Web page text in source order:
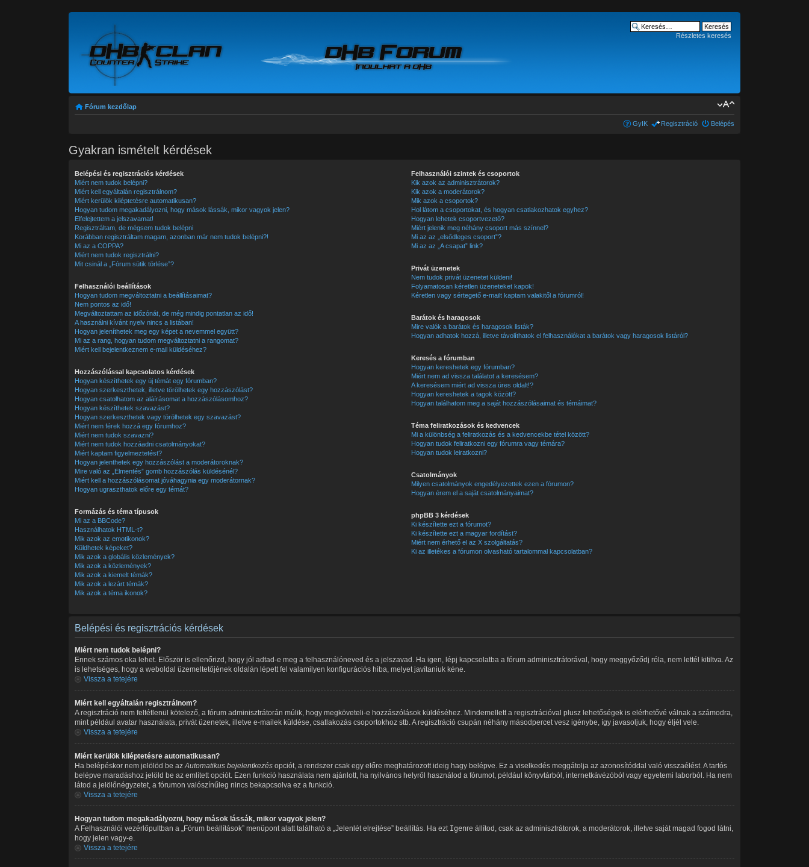
Részletes keresés
Fórum kezdőlap
GyIK Regisztráció Belépés
Gyakran ismételt kérdések
Belépési és regisztrációs kérdések
Miért nem tudok belépni?
Miért kell egyáltalán regisztrálnom?
Miért kerülök kiléptetésre automatikusan?
Hogyan tudom megakadályozni, hogy mások lássák, mikor vagyok jelen?
Elfelejtettem a jelszavamat!
Regisztráltam, de mégsem tudok belépni
Korábban regisztráltam magam, azonban már nem tudok belépni?!
Mi az a COPPA?
Miért nem tudok regisztrálni?
Mit csinál a „Fórum sütik törlése”?
Felhasználói beállítások
Hogyan tudom megváltoztatni a beállításaimat?
Nem pontos az idő!
Megváltoztattam az időzónát, de még mindig pontatlan az idő!
A használni kívánt nyelv nincs a listában!
Hogyan jeleníthetek meg egy képet a nevemmel együtt?
Mi az a rang, hogyan tudom megváltoztatni a rangomat?
Miért kell bejelentkeznem e-mail küldéséhez?
Hozzászólással kapcsolatos kérdések
Hogyan készíthetek egy új témát egy fórumban?
Hogyan szerkeszthetek, illetve törölhetek egy hozzászólást?
Hogyan csatolhatom az aláírásomat a hozzászólásomhoz?
Hogyan készíthetek szavazást?
Hogyan szerkeszthetek vagy törölhetek egy szavazást?
Miért nem férek hozzá egy fórumhoz?
Miért nem tudok szavazni?
Miért nem tudok hozzáadni csatolmányokat?
Miért kaptam figyelmeztetést?
Hogyan jelenthetek egy hozzászólást a moderátoroknak?
Mire való az „Elmentés” gomb hozzászólás küldésénél?
Miért kell a hozzászólásomat jóváhagynia egy moderátornak?
Hogyan ugraszthatok előre egy témát?
Formázás és téma típusok
Mi az a BBCode?
Használhatok HTML-t?
Mik azok az emotikonok?
Küldhetek képeket?
Mik azok a globális közlemények?
Mik azok a közlemények?
Mik azok a kiemelt témák?
Mik azok a lezárt témák?
Mik azok a téma ikonok?
Felhasználói szintek és csoportok
Kik azok az adminisztrátorok?
Kik azok a moderátorok?
Mik azok a csoportok?
Hol látom a csoportokat, és hogyan csatlakozhatok egyhez?
Hogyan lehetek csoportvezető?
Miért jelenik meg néhány csoport más színnel?
Mi az az „elsődleges csoport”?
Mi az az „A csapat” link?
Privát üzenetek
Nem tudok privát üzenetet küldeni!
Folyamatosan kéretlen üzeneteket kapok!
Kéretlen vagy sértegető e-mailt kaptam valakitől a fórumról!
Barátok és haragosok
Mire valók a barátok és haragosok listák?
Hogyan adhatok hozzá, illetve távolíthatok el felhasználókat a barátok vagy haragosok listáról?
Keresés a fórumban
Hogyan kereshetek egy fórumban?
Miért nem ad vissza találatot a keresésem?
A keresésem miért ad vissza üres oldalt!?
Hogyan kereshetek a tagok között?
Hogyan találhatom meg a saját hozzászólásaimat és témáimat?
Téma feliratkozások és kedvencek
Mi a különbség a feliratkozás és a kedvencekbe tétel között?
Hogyan tudok feliratkozni egy fórumra vagy témára?
Hogyan tudok leiratkozni?
Csatolmányok
Milyen csatolmányok engedélyezettek ezen a fórumon?
Hogyan érem el a saját csatolmányaimat?
phpBB 3 kérdések
Ki készítette ezt a fórumot?
Ki készítette ezt a magyar fordítást?
Miért nem érhető el az X szolgáltatás?
Ki az illetékes a fórumon olvasható tartalommal kapcsolatban?
Belépési és regisztrációs kérdések
Miért nem tudok belépni?
Ennek számos oka lehet. Először is ellenőrizd, hogy jól adtad-e meg a felhasználóneved és a jelszavad. Ha igen, lépj kapcsolatba a fórum adminisztrátorával, hogy meggyőződj róla, nem lettél kitiltva. Az
is lehetséges, hogy a weboldal üzemeltetőjének oldalán lépett fel valamilyen konfigurációs hiba, melyet javítaniuk kéne.
Vissza a tetejére
Miért kell egyáltalán regisztrálnom?
A regisztráció nem feltétlenül kötelező, a fórum adminisztrátorán múlik, hogy megköveteli-e hozzászólások küldéséhez. Mindemellett a regisztrációval plusz lehetőségek is elérhetővé válnak a számodra,
mint például avatar használata, privát üzenetek, illetve e-mailek küldése, csatlakozás csoportokhoz stb. A regisztráció csupán néhány másodpercet vesz igénybe, így javasoljuk, hogy éljél vele.
Vissza a tetejére
Miért kerülök kiléptetésre automatikusan?
Ha belépéskor nem jelölöd be azAutomatikus bejelentkezés opciót, a rendszer csak egy előre meghatározott ideig hagy belépve. Ez a viselkedés meggátolja az azonosítóddal való visszaélést. A tartós
belépve maradáshoz jelöld be az említett opciót. Ezen funkció használata nem ajánlott, ha nyilvános helyről használod a fórumot, például könyvtárból, internetkávézóból vagy egyetemi laborból. Ha nem
látod a jelölőnégyzetet, a fórumon valószínűleg nincs bekapcsolva ez a funkció.
Vissza a tetejére
Hogyan tudom megakadályozni, hogy mások lássák, mikor vagyok jelen?
A Felhasználói vezérlőpultban a „Fórum beállítások” menüpont alatt található a „Jelenlét elrejtése” beállítás. Ha ezt Igenre állítod, csak az adminisztrátorok, a moderátorok, illetve saját magad fogod látni,
hogy jelen vagy-e.
Vissza a tetejére